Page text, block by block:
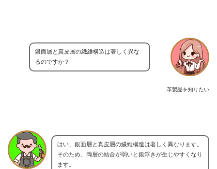
革製品を知りたい
銀面層と真皮層の繊維構造は著しく異な
るのですか？
はい、銀面層と真皮層の繊維構造は著しく異なります。
そのため、両層の結合が弱いと銀浮きが生じやすくなり
ます。